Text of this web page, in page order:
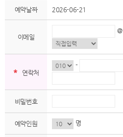
예약날짜 2026-06-21
이메일
@
* 연락처
-
비밀번호
예약인원 명